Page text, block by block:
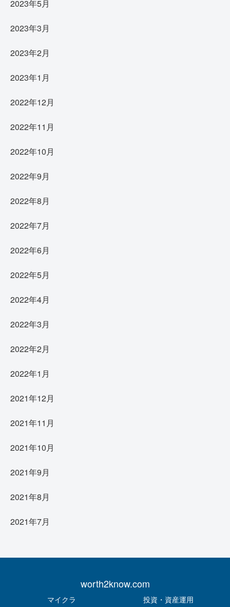
2023年5月
2023年3月
2023年2月
2023年1月
2022年12月
2022年11月
2022年10月
2022年9月
2022年8月
2022年7月
2022年6月
2022年5月
2022年4月
2022年3月
2022年2月
2022年1月
2021年12月
2021年11月
2021年10月
2021年9月
2021年8月
2021年7月
worth2know.com
マイクラ 投資・資産運用